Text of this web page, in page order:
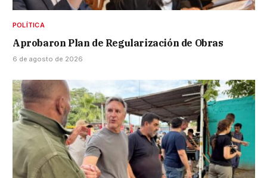
POLÍTICA
Aprobaron Plan de Regularización de Obras
6 de agosto de 2026